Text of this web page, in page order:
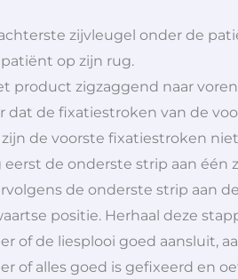
zijvleugel onder de
patiënt op zijn rug.
product zigzaggend naar
dat de fixatiestroken van de
de voorste fixatiestroken
eerst de onderste strip aan één
de onderste strip aan
positie. Herhaal deze
of de liesplooi goed aansluit,
of alles goed is gefixeerd en